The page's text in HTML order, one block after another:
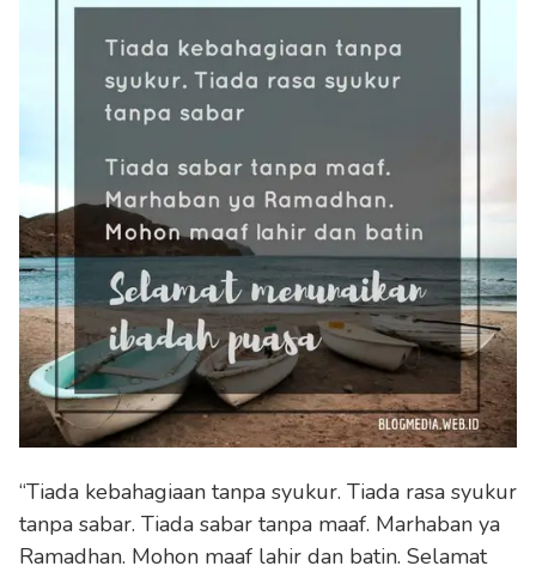
“Tiada kebahagiaan tanpa syukur. Tiada rasa syukur
tanpa sabar. Tiada sabar tanpa maaf. Marhaban ya
Ramadhan. Mohon maaf lahir dan batin. Selamat